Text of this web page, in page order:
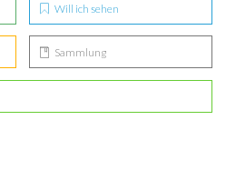
Will ich sehen
Sammlung